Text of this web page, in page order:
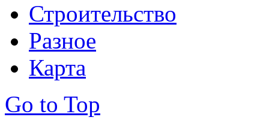
Строительство
Разное
Карта
Go to Top